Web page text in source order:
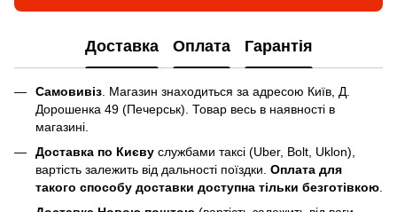
Доставка Оплата Гарантія
Самовивіз . Магазин знаходиться за адресою Київ, Д.
Дорошенка 49 (Печерськ). Товар весь в наявності в
магазині.
Доставка по Києву службами таксі (Uber, Bolt, Uklon),
вартість залежить від дальності поїздки. Оплата для
такого способу доставки доступна тільки безготівкою